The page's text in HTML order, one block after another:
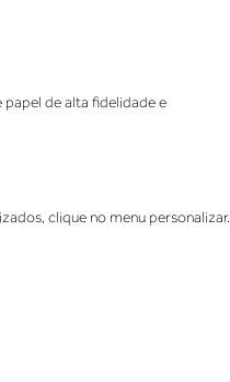
de alta fidelidade e
clique no menu personalizar.